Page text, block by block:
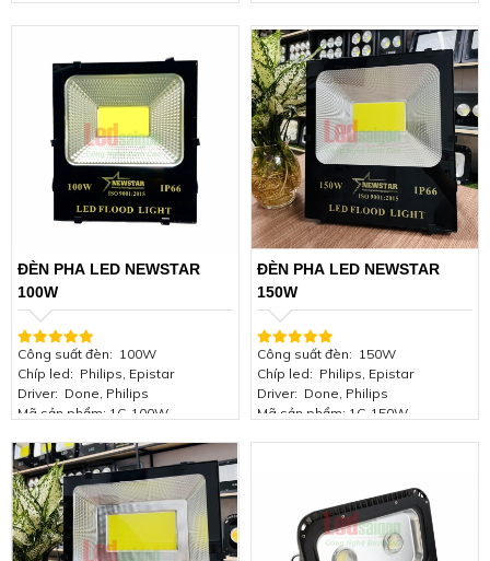
(CRI) >85
Quang thông: 110-150lm/w
Hệ số công suất: ≥0.96
Nhiệt độ màu (CCT):
3500 -4000-
Kích thước: 380*350*100mm
Tuổi thọ bộ đèn: > 50.000 giờ
Tiêu chuẩn:
IP66, IK08, Class 1
Chứng nhận: ISO 9001:2015
Góc chiếu: 120 độ
Chỉ số hoàn màu: (CRI) >85
Quang thông: 110-150lm/w
Hệ số công suất:
≥0.96
Nhiệt độ màu (CCT):
3500 -4000-
6000K
Kích thước: 240*210*50mm
Tuổi thọ bộ đèn:
> 50.000 giờ
Tiêu chuẩn: IP66, IK08, Class 1
Chứng nhận: ISO 9001:2015
Bảo hành: 2 năm
ĐÈN PHA LED NEWSTAR
100W
Công suất đèn: 100W
Chíp led: Philips, Epistar
Driver: Done, Philips
Mã sản phẩm: 1C-100W
Góc chiếu: 120 độ
Chỉ số hoàn màu: (CRI) >85
Quang thông: 110-150lm/w
Hệ số công suất: ≥0.96
Nhiệt độ màu (CCT):
3500 -4000-
6000K
ĐÈN PHA LED NEWSTAR
150W
Công suất đèn: 150W
Chíp led: Philips, Epistar
Driver: Done, Philips
Mã sản phẩm: 1C-150W
110-150lm/w
Hệ số công suất:
≥0.96
Nhiệt độ màu (CCT): 3500 -4000-
6000K